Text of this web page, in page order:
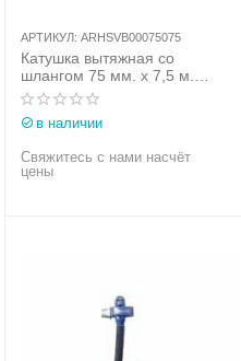
АРТИКУЛ: ARHSVB00075075
Катушка вытяжная со
шлангом 75 мм. х 7,5 м.
Aerservice (Италия) арт.
ARHSVB00075075
в наличии
Свяжитесь с нами насчёт
цены